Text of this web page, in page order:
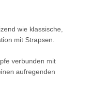
wie klassische,
mit Strapsen.
verbunden mit
aufregenden